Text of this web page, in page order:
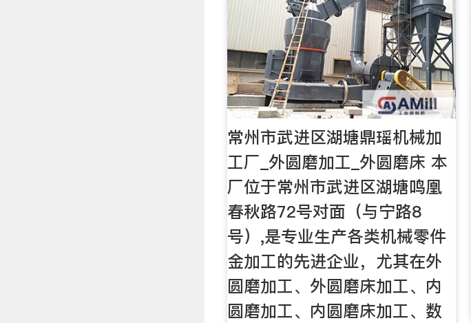
常州市武进区湖塘鼎瑶机械加
工厂_外圆磨加工_外圆磨床 本
厂位于常州市武进区湖塘鸣凰
春秋路72号对面（与宁路8
号）,是专业生产各类机械零件
金加工的先进企业，尤其在外
圆磨加工、外圆磨床加工、内
圆磨加工、内圆磨床加工、数